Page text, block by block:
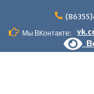
contentМы ВКонтакте: